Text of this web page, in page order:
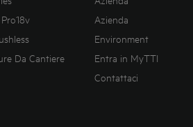
Da Cantiere
Azienda
Environment
Entra in MyTTI
Contattaci